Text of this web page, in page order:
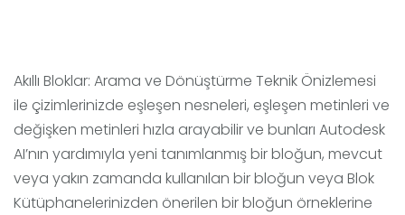
Akıllı Bloklar: Arama ve Dönüştürme Teknik Önizlemesi
ile çizimlerinizde eşleşen nesneleri, eşleşen metinleri ve
değişken metinleri hızla arayabilir ve bunları Autodesk
AI’nın yardımıyla yeni tanımlanmış bir bloğun, mevcut
veya yakın zamanda kullanılan bir bloğun veya Blok
Kütüphanelerinizden önerilen bir bloğun örneklerine